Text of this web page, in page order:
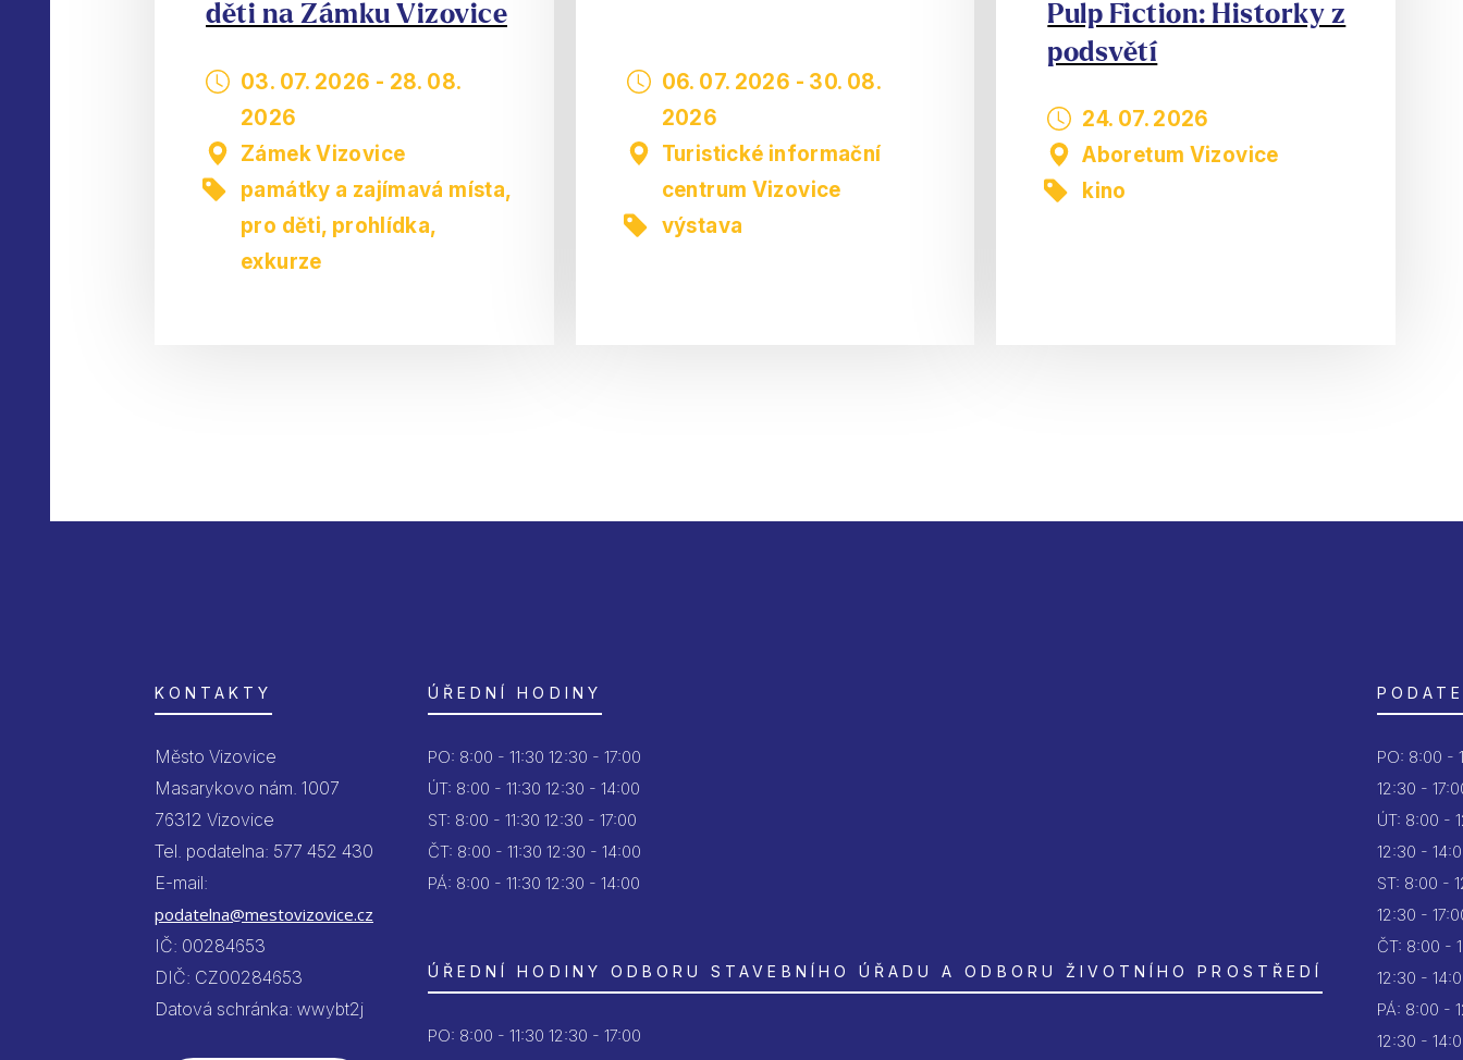
děti na Zámku Vizovice
03. 07. 2026 - 28. 08.
2026
Zámek Vizovice
památky a zajímavá místa,
pro děti, prohlídka,
exkurze
06. 07. 2026 - 30. 08.
2026
Turistické informační
centrum Vizovice
výstava
Pulp Fiction: Historky z
podsvětí
24. 07. 2026
Aboretum Vizovice
kino
KONTAKTY
Město Vizovice
Masarykovo nám. 1007
76312 Vizovice
Tel. podatelna: 577 452 430
E-mail:
podatelna@mestovizovice.cz
IČ: 00284653
DIČ: CZ00284653
Datová schránka: wwybt2j
ÚŘEDNÍ HODINY
PO: 8:00 - 11:30 12:30 - 17:00
ÚT: 8:00 - 11:30 12:30 - 14:00
ST: 8:00 - 11:30 12:30 - 17:00
ČT: 8:00 - 11:30 12:30 - 14:00
PÁ: 8:00 - 11:30 12:30 - 14:00
ÚŘEDNÍ HODINY ODBORU STAVEBNÍHO ÚŘADU A ODBORU ŽIVOTNÍHO PROSTŘEDÍ
PO: 8:00 - 11:30 12:30 - 17:00
PO: 8:00 -
12:30 -
ÚT: 8:00 -
12:30 -
ST: 8:00 -
12:30 -
ČT: 8:00 -
12:30 -
PÁ: 8:00 -
12:30 -